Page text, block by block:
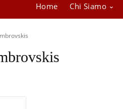
Home Chi Siamo